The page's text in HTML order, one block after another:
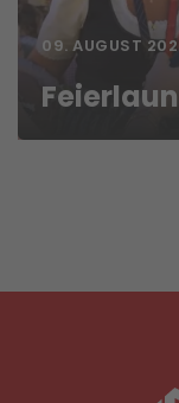
09. AUGUST